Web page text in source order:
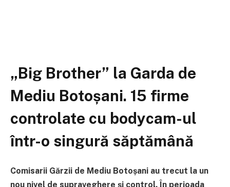
„Big Brother” la Garda de
Mediu Botoșani. 15 firme
controlate cu bodycam-ul
într-o singură săptămână
Comisarii Gărzii de Mediu Botoșani au trecut la un
nou nivel de supraveghere și control. În perioada